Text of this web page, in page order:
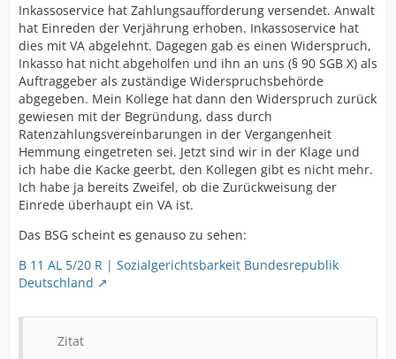
Inkassoservice hat Zahlungsaufforderung versendet. Anwalt
hat Einreden der Verjährung erhoben. Inkassoservice hat
dies mit VA abgelehnt. Dagegen gab es einen Widerspruch,
Inkasso hat nicht abgeholfen und ihn an uns (§ 90 SGB X) als
Auftraggeber als zuständige Widerspruchsbehörde
abgegeben. Mein Kollege hat dann den Widerspruch zurück
gewiesen mit der Begründung, dass durch
Ratenzahlungsvereinbarungen in der Vergangenheit
Hemmung eingetreten sei. Jetzt sind wir in der Klage und
ich habe die Kacke geerbt, den Kollegen gibt es nicht mehr.
Ich habe ja bereits Zweifel, ob die Zurückweisung der
Einrede überhaupt ein VA ist.
Das BSG scheint es genauso zu sehen:
B 11 AL 5/20 R | Sozialgerichtsbarkeit Bundesrepublik
Deutschland
Zitat